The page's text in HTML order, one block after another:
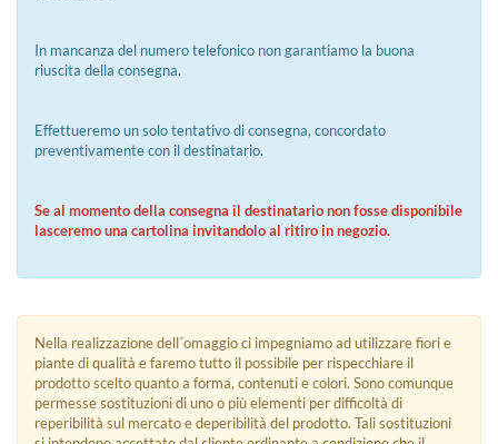
In mancanza del numero telefonico non garantiamo la buona
riuscita della consegna.
Effettueremo un solo tentativo di consegna, concordato
preventivamente con il destinatario.
Se al momento della consegna il destinatario non fosse disponibile
lasceremo una cartolina invitandolo al ritiro in negozio.
Nella realizzazione dell´omaggio ci impegniamo ad utilizzare fiori e
piante di qualità e faremo tutto il possibile per rispecchiare il
prodotto scelto quanto a forma, contenuti e colori. Sono comunque
permesse sostituzioni di uno o più elementi per difficoltà di
reperibilità sul mercato e deperibilità del prodotto. Tali sostituzioni